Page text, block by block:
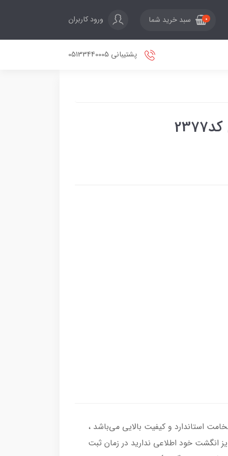
0 سبد خرید شما ورود کاربران
پشتیبانی 05133440005
از نقره اصل با عیار بین المللی 925 ساخته شده و دارای ضخامت استاندارد و کیفیت بالایی می‌باشد ،
انگشت خود اطلاعی ندارید در زمان ثبت